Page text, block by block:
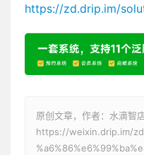
https://zd.drip.im/
原创文章，作者：水滴智
https://weixin.drip.im/